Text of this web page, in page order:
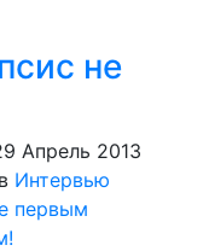
не
Апрель 2013
Интервью
первым